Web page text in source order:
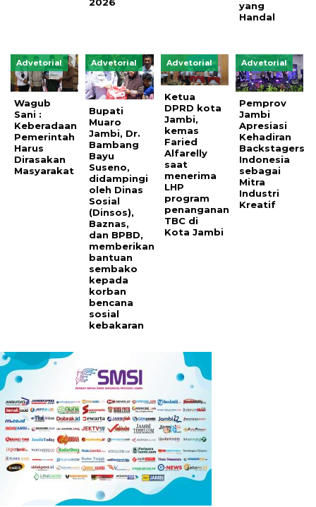
yang
Handal
Advetorial
Wagub
Sani :
Keberadaan
Pemerintah
Harus
Dirasakan
Masyarakat
Advetorial
Bupati
Muaro
Jambi, Dr.
Bambang
Bayu
Suseno,
didampingi
oleh Dinas
Sosial
(Dinsos),
Baznas,
dan BPBD,
memberikan
bantuan
sembako
kepada
korban
bencana
sosial
kebakaran
Advetorial
Ketua
DPRD kota
Jambi,
kemas
Faried
Alfarelly
saat
menerima
LHP
program
penanganan
TBC di
Kota Jambi
Advetorial
Pemprov
Jambi
Apresiasi
Kehadiran
Backstagers
Indonesia
sebagai
Mitra
Industri
Kreatif